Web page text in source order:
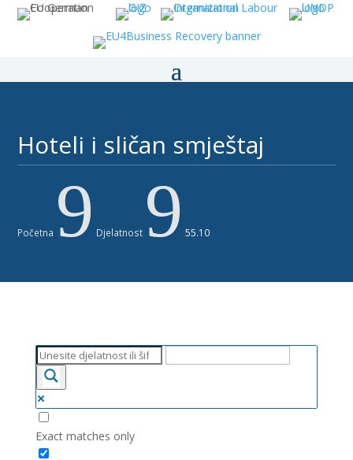
Hoteli i sličan smještaj
Početna 9 Djelatnost 9 55.10
Exact matches only